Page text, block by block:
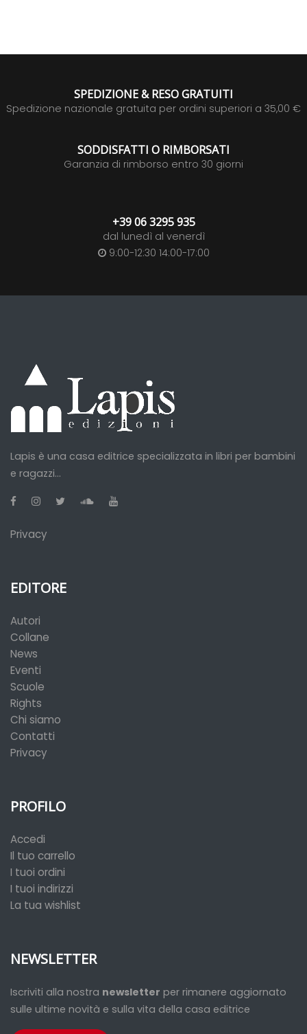
SPEDIZIONE & RESO GRATUITI
Spedizione nazionale gratuita per ordini superiori a 35,00 €
SODDISFATTI O RIMBORSATI
Garanzia di rimborso entro 30 giorni
+39 06 3295 935
dal lunedì al venerdì
9:00-12:30 14:00-17:00
Lapis è una casa editrice specializzata in libri per bambini
e ragazzi...
Privacy
EDITORE
Autori
Collane
News
Eventi
Scuole
Rights
Chi siamo
Contatti
Privacy
PROFILO
Accedi
Il tuo carrello
I tuoi ordini
I tuoi indirizzi
La tua wishlist
NEWSLETTER
Iscriviti alla nostra newsletter per rimanere aggiornato
sulle ultime novità e sulla vita della casa editrice